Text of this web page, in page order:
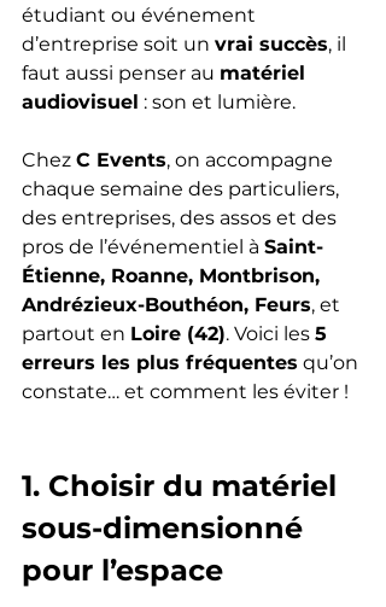
étudiant ou événement
d’entreprise soit un vrai succès, il
faut aussi penser au matériel
audiovisuel : son et lumière.
Chez C Events, on accompagne
chaque semaine des particuliers,
des entreprises, des assos et des
pros de l’événementiel à Saint-
Étienne, Roanne, Montbrison,
Andrézieux-Bouthéon, Feurs, et
partout en Loire (42). Voici les 5
erreurs les plus fréquentes qu’on
constate… et comment les éviter !
1. Choisir du matériel
sous-dimensionné
pour l’espace